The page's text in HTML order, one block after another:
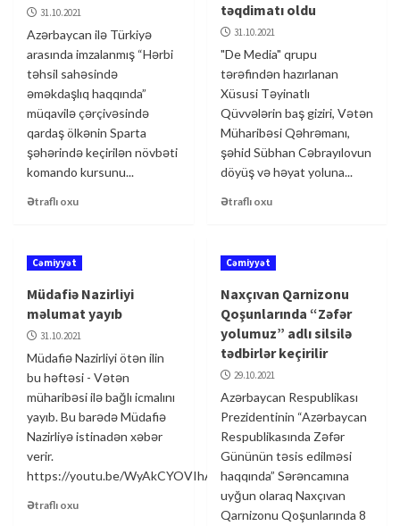
31.10.2021
Azərbaycan ilə Türkiyə
arasında imzalanmış “Hərbi
təhsil sahəsində
əməkdaşlıq haqqında”
müqavilə çərçivəsində
qardaş ölkənin Sparta
şəhərində keçirilən növbəti
komando kursunu...
Ətraflı oxu
təqdimatı oldu
31.10.2021
"De Media" qrupu
tərəfindən hazırlanan
Xüsusi Təyinatlı
Qüvvələrin baş giziri, Vətən
Müharibəsi Qəhrəmanı,
şəhid Sübhan Cəbrayılovun
döyüş və həyat yoluna...
Ətraflı oxu
Cəmiyyət
Müdafiə Nazirliyi
məlumat yayıb
31.10.2021
Müdafiə Nazirliyi ötən ilin
bu həftəsi - Vətən
müharibəsi ilə bağlı icmalını
yayıb. Bu barədə Müdafiə
Nazirliyə istinadən xəbər
verir.
https://youtu.be/WyAkCYOVIhA
Ətraflı oxu
Cəmiyyət
Naxçıvan Qarnizonu
Qoşunlarında “Zəfər
yolumuz” adlı silsilə
tədbirlər keçirilir
29.10.2021
Azərbaycan Respublikası
Prezidentinin “Azərbaycan
Respublikasında Zəfər
Gününün təsis edilməsi
haqqında” Sərəncamına
uyğun olaraq Naxçıvan
Qarnizonu Qoşunlarında 8